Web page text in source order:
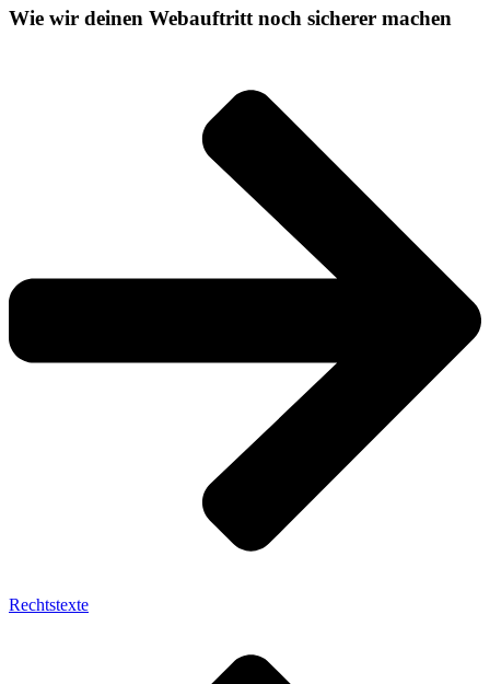
Wie wir deinen Webauftritt noch sicherer machen
Rechtstexte